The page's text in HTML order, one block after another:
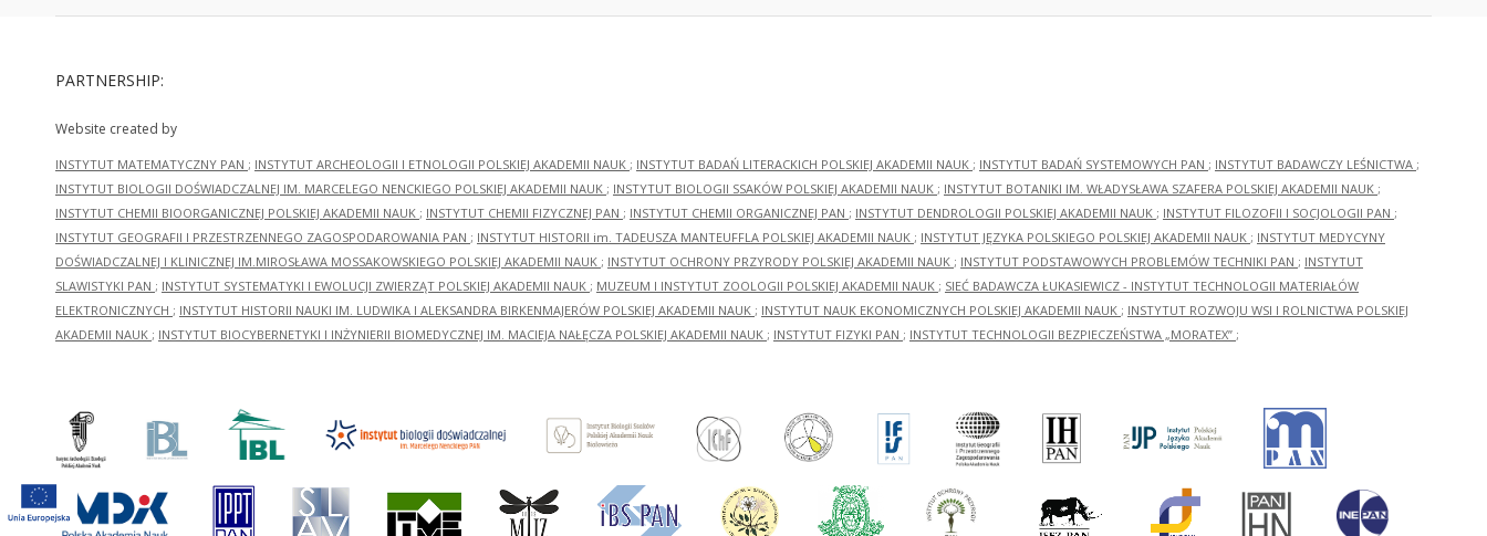
PARTNERSHIP:
Website created by
INSTYTUT MATEMATYCZNY PAN ; INSTYTUT ARCHEOLOGII I ETNOLOGII POLSKIEJ AKADEMII NAUK ; INSTYTUT BADAŃ LITERACKICH POLSKIEJ AKADEMII NAUK ; INSTYTUT BADAŃ SYSTEMOWYCH PAN ; INSTYTUT BADAWCZY LEŚNICTWA ;
INSTYTUT BIOLOGII DOŚWIADCZALNEJ IM. MARCELEGO NENCKIEGO POLSKIEJ AKADEMII NAUK ; INSTYTUT BIOLOGII SSAKÓW POLSKIEJ AKADEMII NAUK ; INSTYTUT BOTANIKI IM. WŁADYSŁAWA SZAFERA POLSKIEJ AKADEMII NAUK ;
INSTYTUT CHEMII BIOORGANICZNEJ POLSKIEJ AKADEMII NAUK ; INSTYTUT CHEMII FIZYCZNEJ PAN ; INSTYTUT CHEMII ORGANICZNEJ PAN ; INSTYTUT DENDROLOGII POLSKIEJ AKADEMII NAUK ; INSTYTUT FILOZOFII I SOCJOLOGII PAN ;
INSTYTUT GEOGRAFII I PRZESTRZENNEGO ZAGOSPODAROWANIA PAN ; INSTYTUT HISTORII im. TADEUSZA MANTEUFFLA POLSKIEJ AKADEMII NAUK ; INSTYTUT JĘZYKA POLSKIEGO POLSKIEJ AKADEMII NAUK ; INSTYTUT MEDYCYNY
DOŚWIADCZALNEJ I KLINICZNEJ IM.MIROSŁAWA MOSSAKOWSKIEGO POLSKIEJ AKADEMII NAUK ; INSTYTUT OCHRONY PRZYRODY POLSKIEJ AKADEMII NAUK ; INSTYTUT PODSTAWOWYCH PROBLEMÓW TECHNIKI PAN ; INSTYTUT
SLAWISTYKI PAN ; INSTYTUT SYSTEMATYKI I EWOLUCJI ZWIERZĄT POLSKIEJ AKADEMII NAUK ; MUZEUM I INSTYTUT ZOOLOGII POLSKIEJ AKADEMII NAUK ; SIEĆ BADAWCZA ŁUKASIEWICZ - INSTYTUT TECHNOLOGII MATERIAŁÓW
ELEKTRONICZNYCH ; INSTYTUT HISTORII NAUKI IM. LUDWIKA I ALEKSANDRA BIRKENMAJERÓW POLSKIEJ AKADEMII NAUK ; INSTYTUT NAUK EKONOMICZNYCH POLSKIEJ AKADEMII NAUK ; INSTYTUT ROZWOJU WSI I ROLNICTWA POLSKIEJ
AKADEMII NAUK ; INSTYTUT BIOCYBERNETYKI I INŻYNIERII BIOMEDYCZNEJ IM. MACIEJA NAŁĘCZA POLSKIEJ AKADEMII NAUK ; INSTYTUT FIZYKI PAN ; INSTYTUT TECHNOLOGII BEZPIECZEŃSTWA „MORATEX” ;